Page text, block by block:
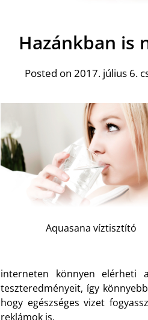
Hazánkban is
Posted on 2017. július 6.
Aquasana víztisztító
interneten könnyen elérheti
teszteredményeit, így
hogy egészséges vizet
reklámok is.